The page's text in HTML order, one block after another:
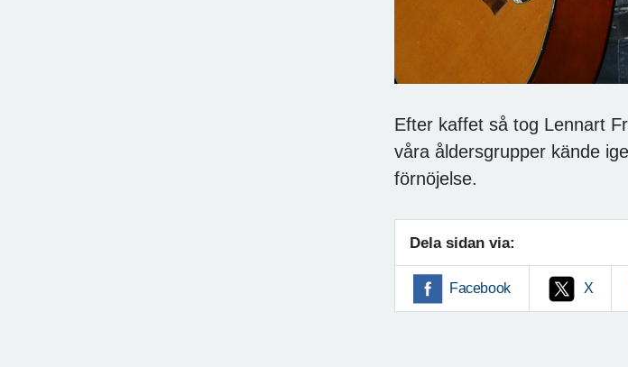
Efter kaffet så tog Lennart
våra åldersgrupper kände
förnöjelse.
Dela sidan via:
Facebook X